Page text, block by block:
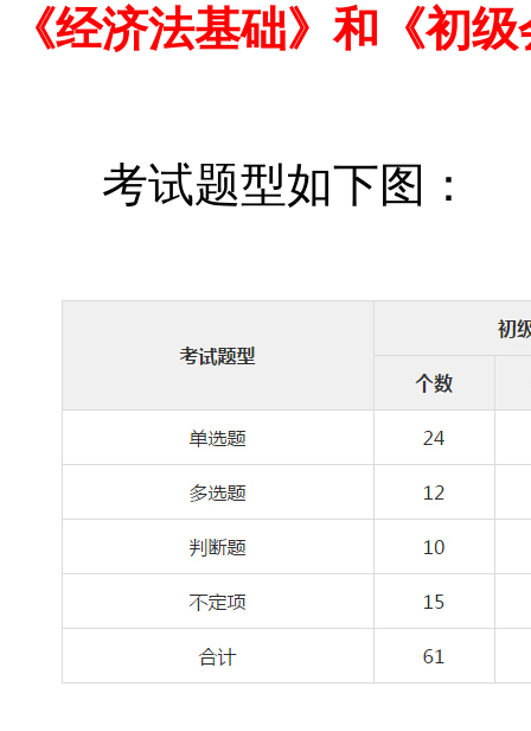
《经济法基础》和《初
考试题型如下图：